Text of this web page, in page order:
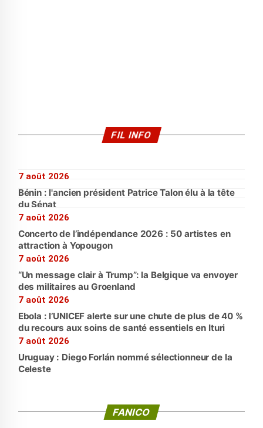
FIL INFO
7 août 2026
Bénin : l'ancien président Patrice Talon élu à la tête
du Sénat
7 août 2026
Concerto de l’indépendance 2026 : 50 artistes en
attraction à Yopougon
7 août 2026
“Un message clair à Trump”: la Belgique va envoyer
des militaires au Groenland
7 août 2026
Ebola : l’UNICEF alerte sur une chute de plus de 40 %
du recours aux soins de santé essentiels en Ituri
7 août 2026
Uruguay : Diego Forlán nommé sélectionneur de la
Celeste
FANICO